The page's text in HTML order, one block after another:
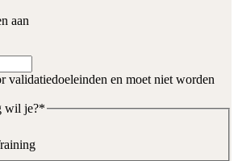
aan
validatiedoeleinden en moet niet worden
wil je?*